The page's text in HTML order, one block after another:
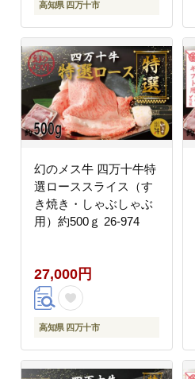
高知県 四万十市
幻のメス牛 四万十牛特
選ローススライス（す
き焼き・しゃぶしゃぶ
用）約500ｇ 26-974
27,000円
高知県 四万十市